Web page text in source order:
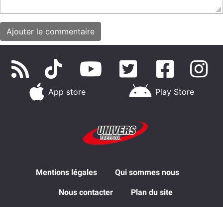
App store Play Store
Mentions légales Qui sommes nous
Nous contacter Plan du site